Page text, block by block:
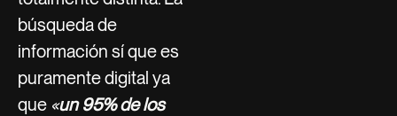
búsqueda de
información sí que es
puramente digital ya
que «un 95% de los